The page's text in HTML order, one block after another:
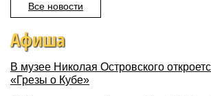
Все новости
Афиша
В музее Николая Островского
«Грезы о Кубе»